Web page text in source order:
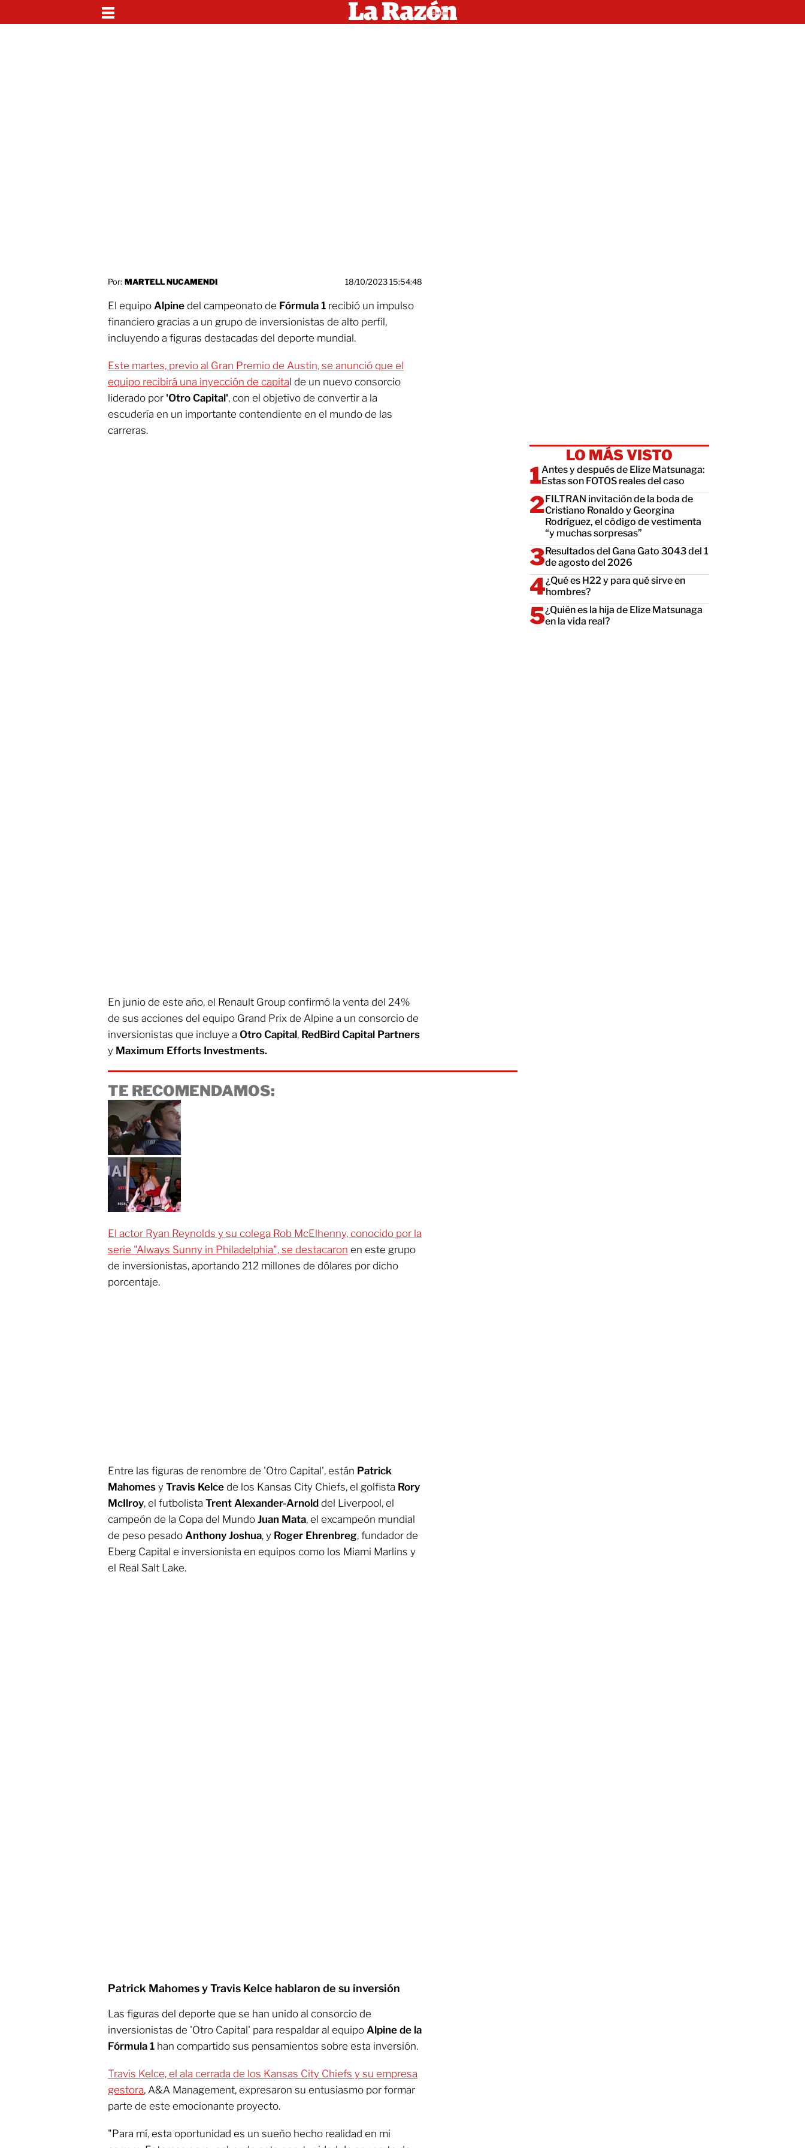
Por: MARTELL NUCAMENDI 18/10/2023 15:54:48
El equipo Alpine del campeonato de Fórmula 1 recibió un impulso
financiero gracias a un grupo de inversionistas de alto perfil,
incluyendo a figuras destacadas del deporte mundial.
Este martes, previo al Gran Premio de Austin, se anunció que el
equipo recibirá una inyección de capital de un nuevo consorcio
liderado por 'Otro Capital', con el objetivo de convertir a la
escudería en un importante contendiente en el mundo de las
carreras.
En junio de este año, el Renault Group confirmó la venta del 24%
de sus acciones del equipo Grand Prix de Alpine a un consorcio de
inversionistas que incluye a Otro Capital, RedBird Capital Partners
y Maximum Efforts Investments.
TE RECOMENDAMOS:
El actor Ryan Reynolds y su colega Rob McElhenny, conocido por la
serie "Always Sunny in Philadelphia", se destacaron en este grupo
de inversionistas, aportando 212 millones de dólares por dicho
porcentaje.
Entre las figuras de renombre de 'Otro Capital', están Patrick
Mahomes y Travis Kelce de los Kansas City Chiefs, el golfista Rory
McIlroy, el futbolista Trent Alexander-Arnold del Liverpool, el
campeón de la Copa del Mundo Juan Mata, el excampeón mundial
de peso pesado Anthony Joshua, y Roger Ehrenbreg, fundador de
Eberg Capital e inversionista en equipos como los Miami Marlins y
el Real Salt Lake.
Patrick Mahomes y Travis Kelce hablaron de su inversión
Las figuras del deporte que se han unido al consorcio de
inversionistas de 'Otro Capital' para respaldar al equipo Alpine de la
Fórmula 1 han compartido sus pensamientos sobre esta inversión.
Travis Kelce, el ala cerrada de los Kansas City Chiefs y su empresa
gestora, A&A Management, expresaron su entusiasmo por formar
parte de este emocionante proyecto.
"Para mí, esta oportunidad es un sueño hecho realidad en mi
LO MÁS VISTO
Antes y después de Elize Matsunaga:
Estas son FOTOS reales del caso
FILTRAN invitación de la boda de
Cristiano Ronaldo y Georgina
Rodríguez, el código de vestimenta
“y muchas sorpresas”
Resultados del Gana Gato 3043 del 1
de agosto del 2026
¿Qué es H22 y para qué sirve en
hombres?
¿Quién es la hija de Elize Matsunaga
en la vida real?